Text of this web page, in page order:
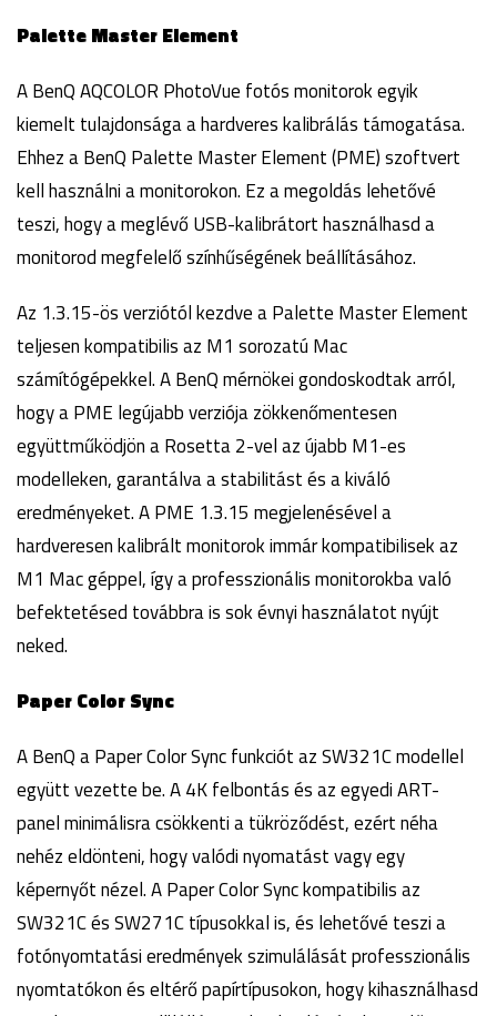
Palette Master Element
A BenQ AQCOLOR PhotoVue fotós monitorok egyik
kiemelt tulajdonsága a hardveres kalibrálás támogatása.
Ehhez a BenQ Palette Master Element (PME) szoftvert
kell használni a monitorokon. Ez a megoldás lehetővé
teszi, hogy a meglévő USB-kalibrátort használhasd a
monitorod megfelelő színhűségének beállításához.
Az 1.3.15-ös verziótól kezdve a Palette Master Element
teljesen kompatibilis az M1 sorozatú Mac
számítógépekkel. A BenQ mérnökei gondoskodtak arról,
hogy a PME legújabb verziója zökkenőmentesen
együttműködjön a Rosetta 2-vel az újabb M1-es
modelleken, garantálva a stabilitást és a kiváló
eredményeket. A PME 1.3.15 megjelenésével a
hardveresen kalibrált monitorok immár kompatibilisek az
M1 Mac géppel, így a professzionális monitorokba való
befektetésed továbbra is sok évnyi használatot nyújt
neked.
Paper Color Sync
A BenQ a Paper Color Sync funkciót az SW321C modellel
együtt vezette be. A 4K felbontás és az egyedi ART-
panel minimálisra csökkenti a tükröződést, ezért néha
nehéz eldönteni, hogy valódi nyomatást vagy egy
képernyőt nézel. A Paper Color Sync kompatibilis az
SW321C és SW271C típusokkal is, és lehetővé teszi a
fotónyomtatási eredmények szimulálását professzionális
nyomtatókon és eltérő papírtípusokon, hogy kihasználhasd